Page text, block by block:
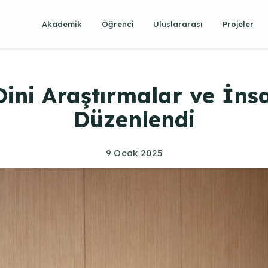
Akademik Öğrenci Uluslararası Projeler
Araştırmalar ve
Düzenlendi
9 Ocak 2025